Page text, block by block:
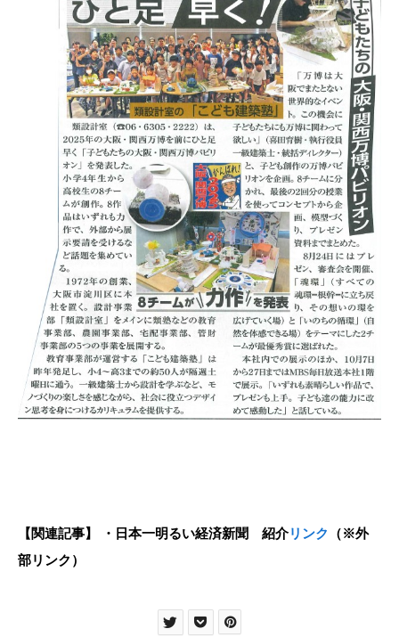
【関連記事】 ・日本一明るい経済新聞 紹介リンク
（※外
部リンク）